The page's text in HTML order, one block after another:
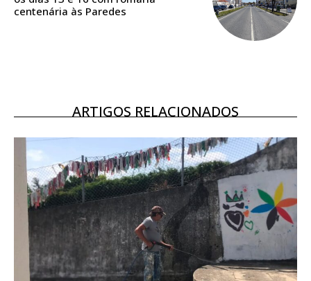
centenária às Paredes
ARTIGOS RELACIONADOS